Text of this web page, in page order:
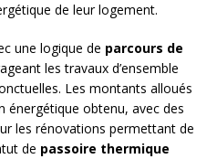
de leur logement.
une logique de parcours de
les travaux d’ensemble
Les montants alloués
énergétique obtenu, avec des
les rénovations permettant de
de passoire thermique